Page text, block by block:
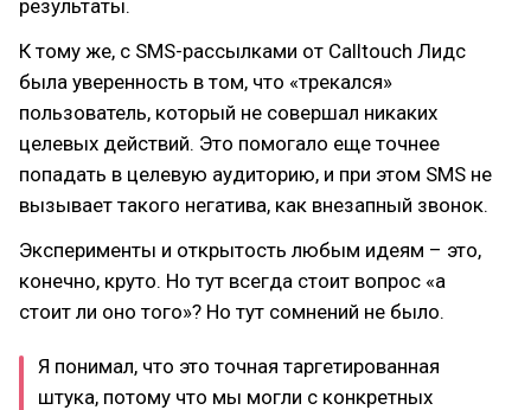
результаты.
К тому же, с SMS-рассылками от Calltouch Лидс
была уверенность в том, что «трекался»
пользователь, который не совершал никаких
целевых действий. Это помогало еще точнее
попадать в целевую аудиторию, и при этом SMS не
вызывает такого негатива, как внезапный звонок.
Эксперименты и открытость любым идеям – это,
конечно, круто. Но тут всегда стоит вопрос «а
стоит ли оно того»? Но тут сомнений не было.
Я понимал, что это точная таргетированная
штука, потому что мы могли с конкретных